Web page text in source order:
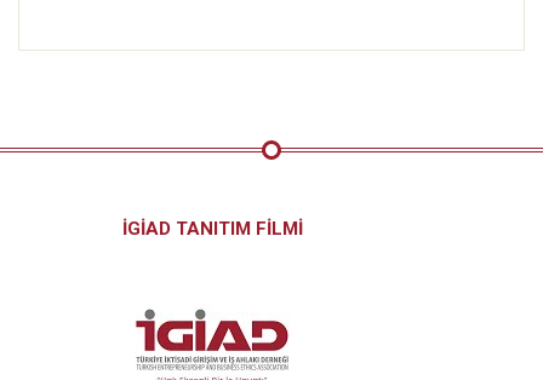
İGİAD TANITIM FİLMİ